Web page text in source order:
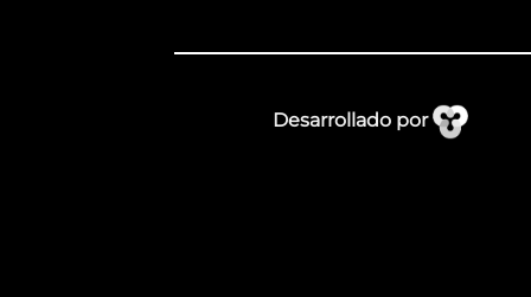
Desarrollado por